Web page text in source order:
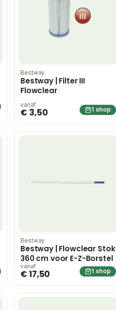
Bestway
Bestway | Filter III
Flowclear
vanaf
€ 3,50 1 shop
Bestway
Bestway | Flowclear Stok
360 cm voor E-Z-Borstel
vanaf
€ 17,50 1 shop